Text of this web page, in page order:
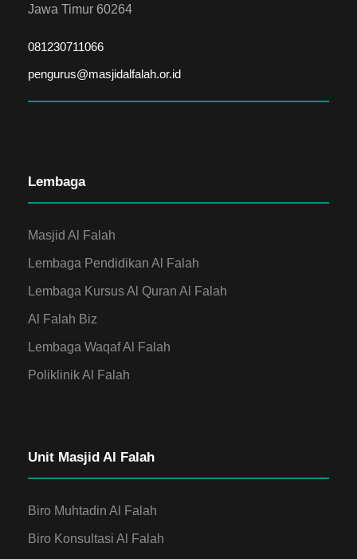
Jawa Timur 60264
081230711066
pengurus@masjidalfalah.or.id
Lembaga
Masjid Al Falah
Lembaga Pendidikan Al Falah
Lembaga Kursus Al Quran Al Falah
Al Falah Biz
Lembaga Waqaf Al Falah
Poliklinik Al Falah
Unit Masjid Al Falah
Biro Muhtadin Al Falah
Biro Konsultasi Al Falah